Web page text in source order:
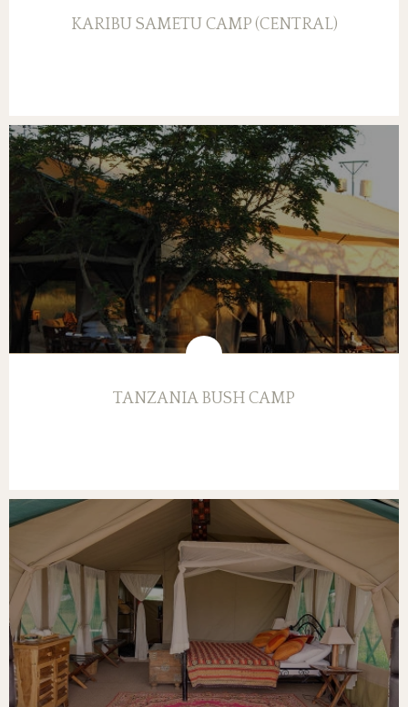
KARIBU SAMETU CAMP (CENTRAL)
TANZANIA BUSH CAMP